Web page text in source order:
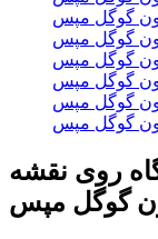
روی نقشه
گوگل مپس